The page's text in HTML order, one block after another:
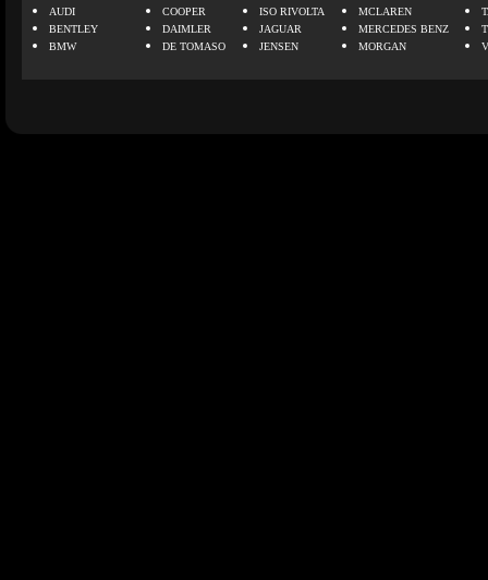
AUDI
BENTLEY
BMW
COOPER
DAIMLER
DE TOMASO
ISO RIVOLTA
JAGUAR
JENSEN
MCLAREN
MERCEDES BENZ
MORGAN